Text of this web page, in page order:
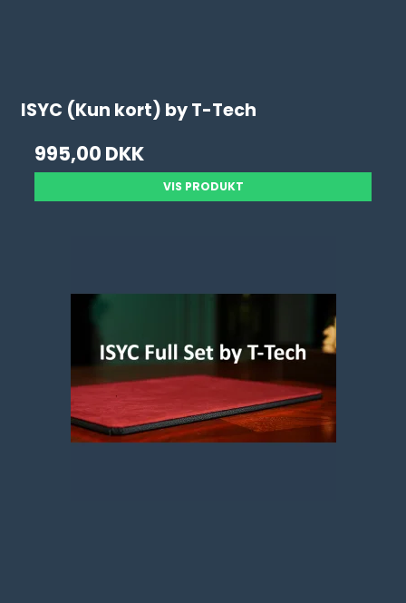
ISYC (Kun kort) by T-Tech
995,00 DKK
VIS PRODUKT